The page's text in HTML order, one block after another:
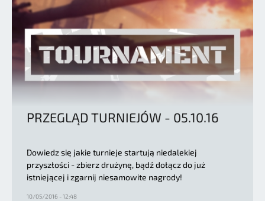
PRZEGLĄD TURNIEJÓW - 05.10.16
Dowiedz się jakie turnieje startują niedalekiej
przyszłości - zbierz drużynę, bądź dołącz do już
istniejącej i zgarnij niesamowite nagrody!
10/05/2016 - 12:48